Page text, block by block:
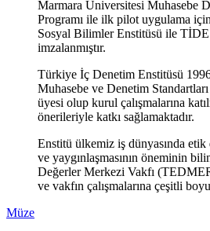
Marmara Üniversitesi Muhasebe
Programı ile ilk pilot uygulama
Sosyal Bilimler Enstitüsü ile TİDE
imzalanmıştır.
Türkiye İç Denetim Enstitüsü
Muhasebe ve Denetim
üyesi olup kurul çalışmalarına
önerileriyle katkı sağlamaktadır.
Enstitü ülkemiz iş dünyasında
ve yaygınlaşmasının öneminin
Değerler Merkezi Vakfı
ve vakfın çalışmalarına çeşitli
Müze